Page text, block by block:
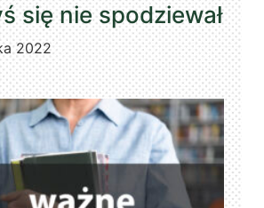
się nie spodziewał
2022